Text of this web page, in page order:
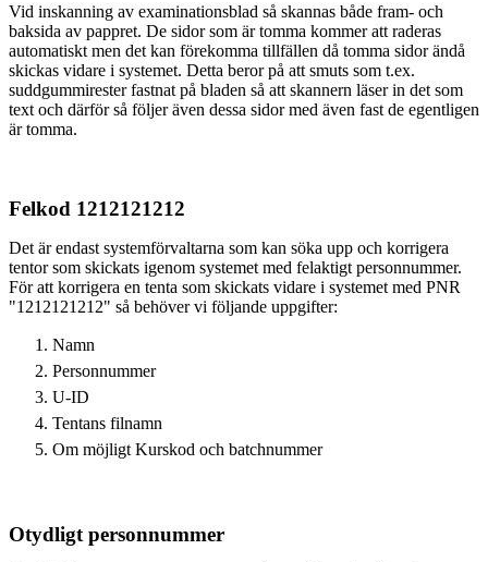
Vid inskanning av examinationsblad så skannas både fram- och
baksida av pappret. De sidor som är tomma kommer att raderas
automatiskt men det kan förekomma tillfällen då tomma sidor ändå
skickas vidare i systemet. Detta beror på att smuts som t.ex.
suddgummirester fastnat på bladen så att skannern läser in det som
text och därför så följer även dessa sidor med även fast de egentligen
är tomma.
Felkod 1212121212
Det är endast systemförvaltarna som kan söka upp och korrigera
tentor som skickats igenom systemet med felaktigt personnummer.
För att korrigera en tenta som skickats vidare i systemet med PNR
"1212121212" så behöver vi följande uppgifter:
Namn
Personnummer
U-ID
Tentans filnamn
Om möjligt Kurskod och batchnummer
Otydligt personnummer